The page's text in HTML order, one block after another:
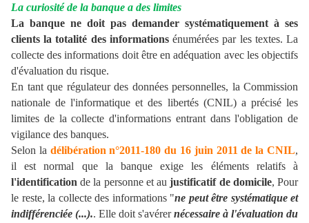
La curiosité de la banque a des limites
La banque ne doit pas demander systématiquement à ses
clients la totalité des informationsénumérées par les textes. La
collecte des informations doit être en adéquation avec les objectifs
d'évaluation du risque.
En tant que régulateur des données personnelles, la Commission
nationale de l'informatique et des libertés(CNIL) a précisé les
limites de la collecte d'informations entrant dans l'obligation de
vigilance des banques.
Selon la délibération n°2011-180 du 16 juin 2011 de la CNIL,
il est normal que la banque exige les éléments relatifs à
l'identification de la personne et aujustificatif de domicile, Pour
le reste, la collecte des informations "ne peut être systématique et
indifférenciée (...).. Elle doit s'avérernécessaire à l'évaluation du